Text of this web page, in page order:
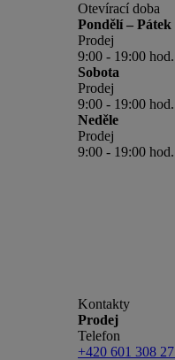
Otevírací doba
Pondělí – Pátek
Prodej
9:00 - 19:00
Sobota
Prodej
9:00 - 19:00
Neděle
Prodej
9:00 - 19:00
Kontakty
Prodej
Telefon
+420 601 308